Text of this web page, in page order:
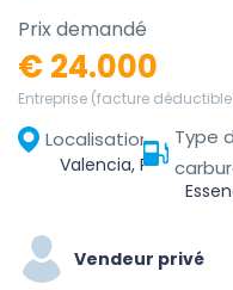
Prix demandé
€ 24.000
Entreprise (facture
Localisation
Valencia, Parroquia Santa Rosa, Municipio Valencia, Carabobo State, Venezuela
Type
Vendeur privé